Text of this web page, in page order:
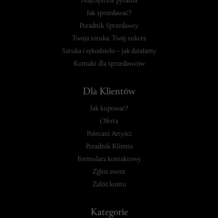
Jak sprzedawać?
Poradnik Sprzedawcy
Twoja sztuka, Twój sukces
Sztuka i rękodzieło – jak działamy
Kontakt dla sprzedawców
Dla Klientów
Jak kupować?
Oferta
Polecani Artyści
Poradnik Klienta
Formularz kontaktowy
Zgłoś zwrot
Załóż konto
Kategorie